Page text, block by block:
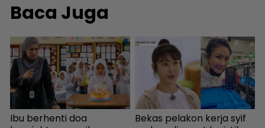
Baca Juga
Ibu berhenti doa
Bekas pelakon kerja syif